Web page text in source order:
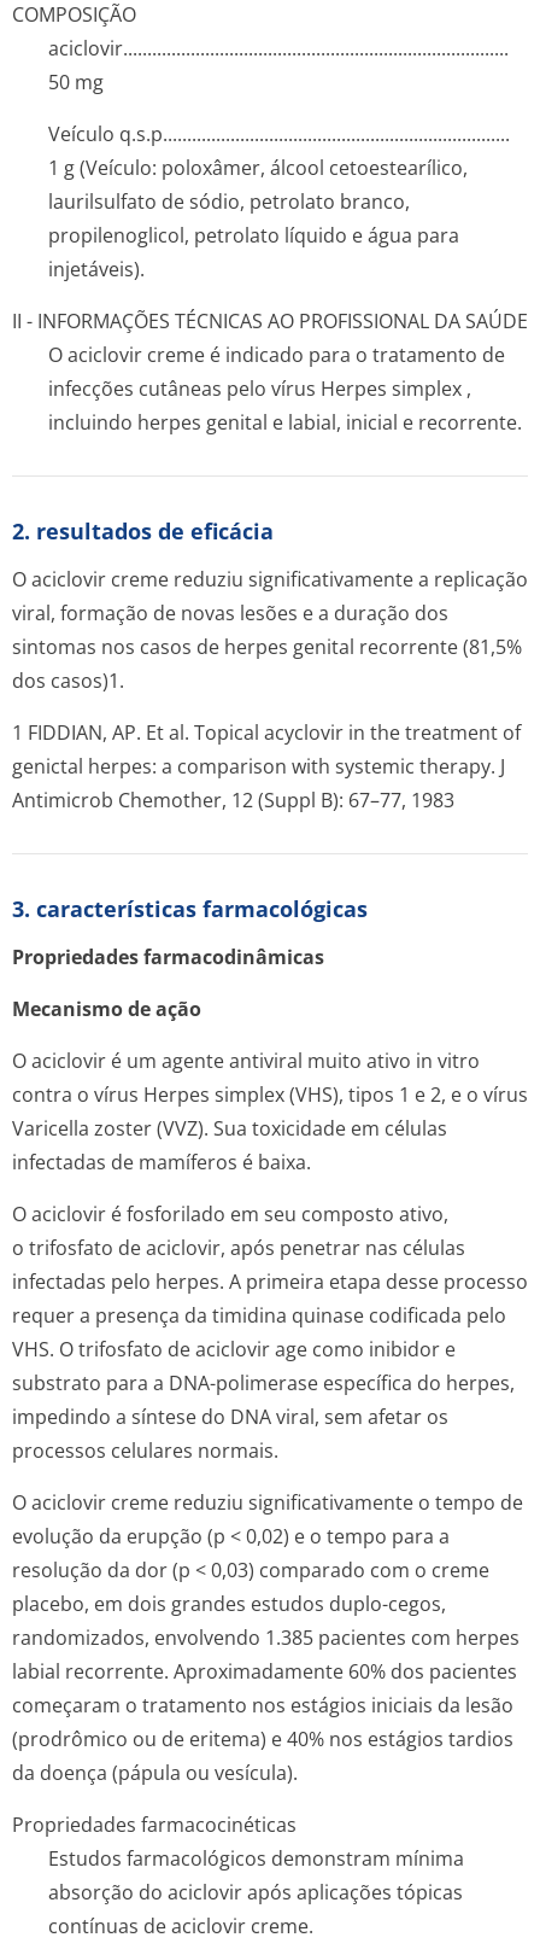
COMPOSIÇÃO
aciclovir....­.............­.............­.............­.............­.............­...........
50 mg
Veículo q.s.p........­.............­.............­.............­.............­............
1 g (Veículo: poloxâmer, álcool cetoestearílico,
laurilsulfato de sódio, petrolato branco,
propilenoglicol, petrolato líquido e água para
injetáveis).
II - INFORMAÇÕES TÉCNICAS AO PROFISSIONAL DA SAÚDE
O aciclovir creme é indicado para o tratamento de
infecções cutâneas pelo vírus Herpes simplex ,
incluindo herpes genital e labial, inicial e recorrente.
2. resultados de eficácia
O aciclovir creme reduziu significativamente a replicação
viral, formação de novas lesões e a duração dos
sintomas nos casos de herpes genital recorrente (81,5%
dos casos)1.
1 FIDDIAN, AP. Et al. Topical acyclovir in the treatment of
genictal herpes: a comparison with systemic therapy. J
Antimicrob Chemother, 12 (Suppl B): 67–77, 1983
3. características farmacológicas
Propriedades farmacodinâmicas
Mecanismo de ação
O aciclovir é um agente antiviral muito ativo in vitro
contra o vírus Herpes simplex(VHS), tipos 1 e 2, e o vírus
Varicella zoster(VVZ). Sua toxicidade em células
infectadas de mamíferos é baixa.
O aciclovir é fosforilado em seu composto ativo,
o trifosfato de aciclovir, após penetrar nas células
infectadas pelo herpes. A primeira etapa desse processo
requer a presença da timidina quinase codificada pelo
VHS. O trifosfato de aciclovir age como inibidor e
substrato para a DNA-polimerase específica do herpes,
impedindo a síntese do DNA viral, sem afetar os
processos celulares normais.
O aciclovir creme reduziu significativamente o tempo de
evolução da erupção (p < 0,02) e o tempo para a
resolução da dor (p < 0,03) comparado com o creme
placebo, em dois grandes estudos duplo-cegos,
randomizados, envolvendo 1.385 pacientes com herpes
labial recorrente. Aproximadamente 60% dos pacientes
começaram o tratamento nos estágios iniciais da lesão
(prodrômico ou de eritema) e 40% nos estágios tardios
da doença (pápula ou vesícula).
Propriedades farmacocinéticas
Estudos farmacológicos demonstram mínima
absorção do aciclovir após aplicações tópicas
contínuas de aciclovir creme.